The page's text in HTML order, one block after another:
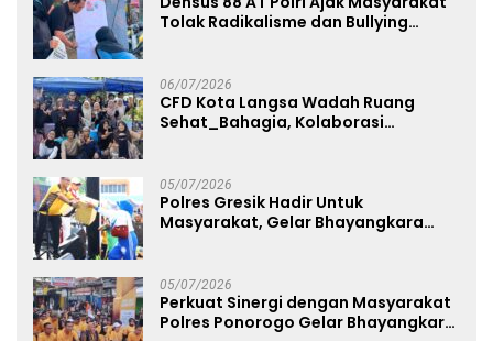
Tolak Radikalisme dan Bullying
06/07/2026
CFD Kota Langsa Wadah Ruang
Sehat_Bahagia, Kolaborasi
05/07/2026
Polres Gresik Hadir Untuk
Masyarakat, Gelar Bhayangkara
05/07/2026
Perkuat Sinergi dengan Masyarakat
Polres Ponorogo Gelar Bhayangkara